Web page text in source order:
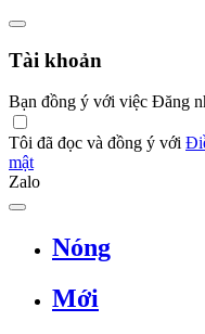
Tài khoản
Bạn đồng ý với việc Đăng
Tôi đã đọc và đồng ý với
mật
Zalo
Nóng
Mới